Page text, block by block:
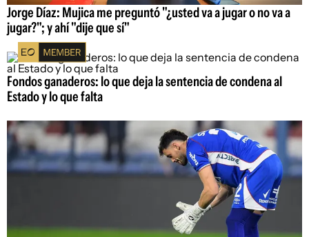
Jorge Díaz: Mujica me preguntó "¿usted va a jugar o no va a
jugar?"; y ahí "dije que sí"
Fondos ganaderos: lo que deja la sentencia de condena al
Estado y lo que falta